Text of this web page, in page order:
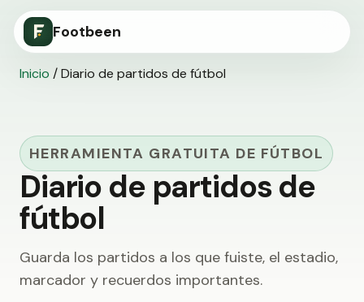
Footbeen
Inicio /Diario de partidos de fútbol
HERRAMIENTA GRATUITA DE FÚTBOL
Diario de partidos de
fútbol
Guarda los partidos a los que fuiste, el estadio,
marcador y recuerdos importantes.